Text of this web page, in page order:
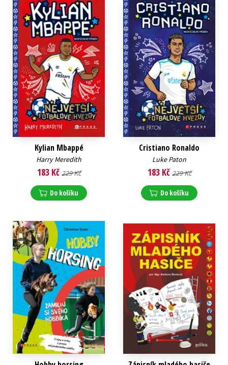
Kylian Mbappé
Harry Meredith
183 Kč 229 Kč
Do košíku
Cristiano Ronaldo
Luke Paton
183 Kč 229 Kč
Do košíku